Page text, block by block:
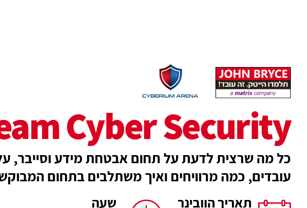
Cyber Security
כל מה שרצית לדעת על תחום אבטחת מידע וסייבר,
עובדים, כמה מרוויחים ואיך משתלבים בתחום
תאריך הוובינר שעה